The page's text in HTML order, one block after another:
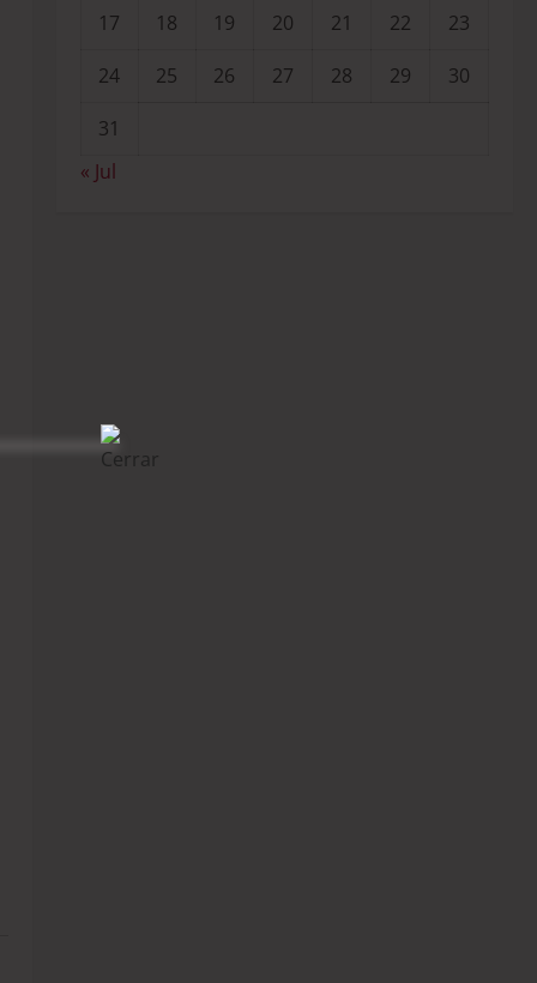
17
18 19 20 21 22
23
24
25 26 27 28 29
30
31
« Jul